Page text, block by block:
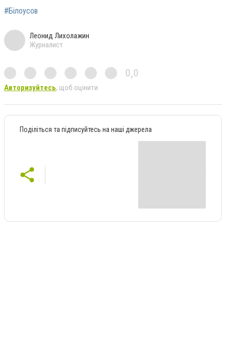
#Білоусов
Леонид Лихолажин
Журналист
0,0
Авторизуйтесь, щоб оцінити
Поділіться та підписуйтесь на наші джерела